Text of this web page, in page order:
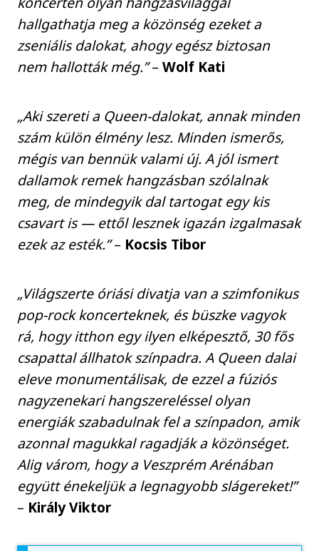
hallgathatja meg a közönség ezeket a
zseniális dalokat, ahogy egész biztosan
nem hallották még.”–Wolf Kati
„Aki szereti a Queen-dalokat, annak minden
szám külön élmény lesz. Minden ismerős,
mégis van bennük valami új. A jól ismert
dallamok remek hangzásban szólalnak
meg, de mindegyik dal tartogat egy kis
csavart is — ettől lesznek igazán izgalmasak
ezek az esték.”– Kocsis Tibor
„Világszerte óriási divatja van a szimfonikus
pop-rock koncerteknek, és büszke vagyok
rá, hogy itthon egy ilyen elképesztő, 30 fős
csapattal állhatok színpadra. A Queen dalai
eleve monumentálisak, de ezzel a fúziós
nagyzenekari hangszereléssel olyan
energiák szabadulnak fel a színpadon, amik
azonnal magukkal ragadják a közönséget.
Alig várom, hogy a Veszprém Arénában
együtt énekeljük a legnagyobb slágereket!”
– Király Viktor